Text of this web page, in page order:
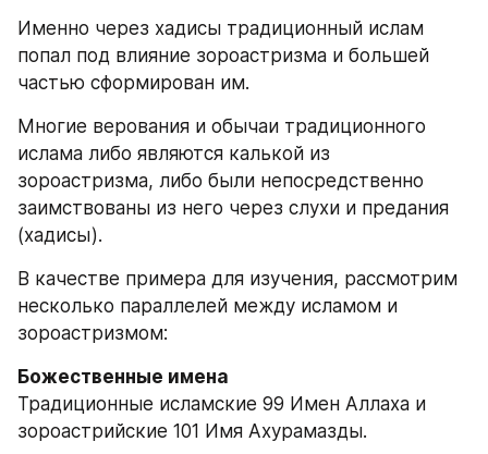
Именно через хадисы традиционный ислам
попал под влияние зороастризма и большей
частью сформирован им.
Многие верования и обычаи традиционного
ислама либо являются калькой из
зороастризма, либо были непосредственно
заимствованы из него через слухи и предания
(хадисы).
В качестве примера для изучения, рассмотрим
несколько параллелей между исламом и
зороастризмом:
Божественные имена
Традиционные исламские 99 Имен Аллаха и
зороастрийские 101 Имя Ахурамазды.